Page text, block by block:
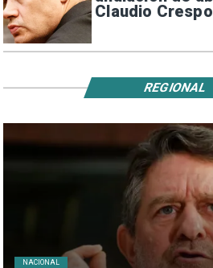
Claudio Crespo
NACIONAL
REGIONAL